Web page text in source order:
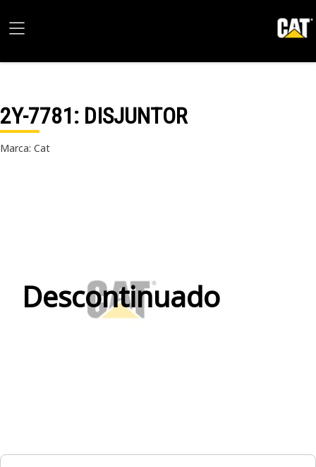
2Y-7781: DISJUNTOR
Marca: Cat
Descontinuado